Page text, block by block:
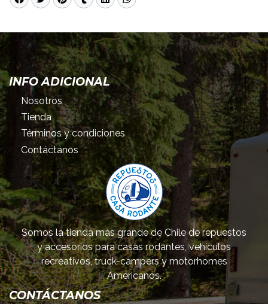
INFO ADICIONAL
Nosotros
Tienda
Términos y condiciones
Contáctanos
Somos la tienda más grande de Chile de repuestos
y accesorios para casas rodantes, vehículos
recreativos, truck-campers y motorhomes
Americanos.
CONTÁCTANOS